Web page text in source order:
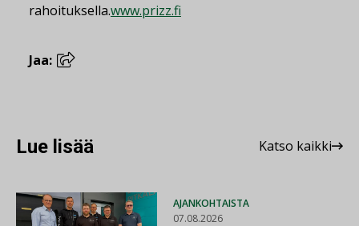
rahoituksella.www.prizz.fi
Jaa:
Lue lisää Katso kaikki
AJANKOHTAISTA
07.08.2026